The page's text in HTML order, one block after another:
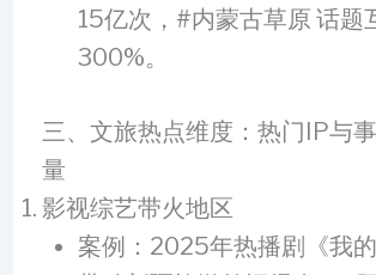
15亿次，#内蒙古草原 话题
300%。
三、文旅热点维度：热门IP与
量
影视综艺带火地区
案例：2025年热播剧《我的